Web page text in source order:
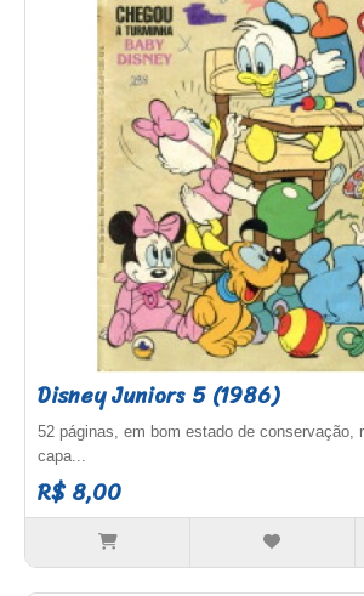
Disney Juniors 5 (1986)
52 páginas, em bom estado de conservação,
capa...
R$ 8,00